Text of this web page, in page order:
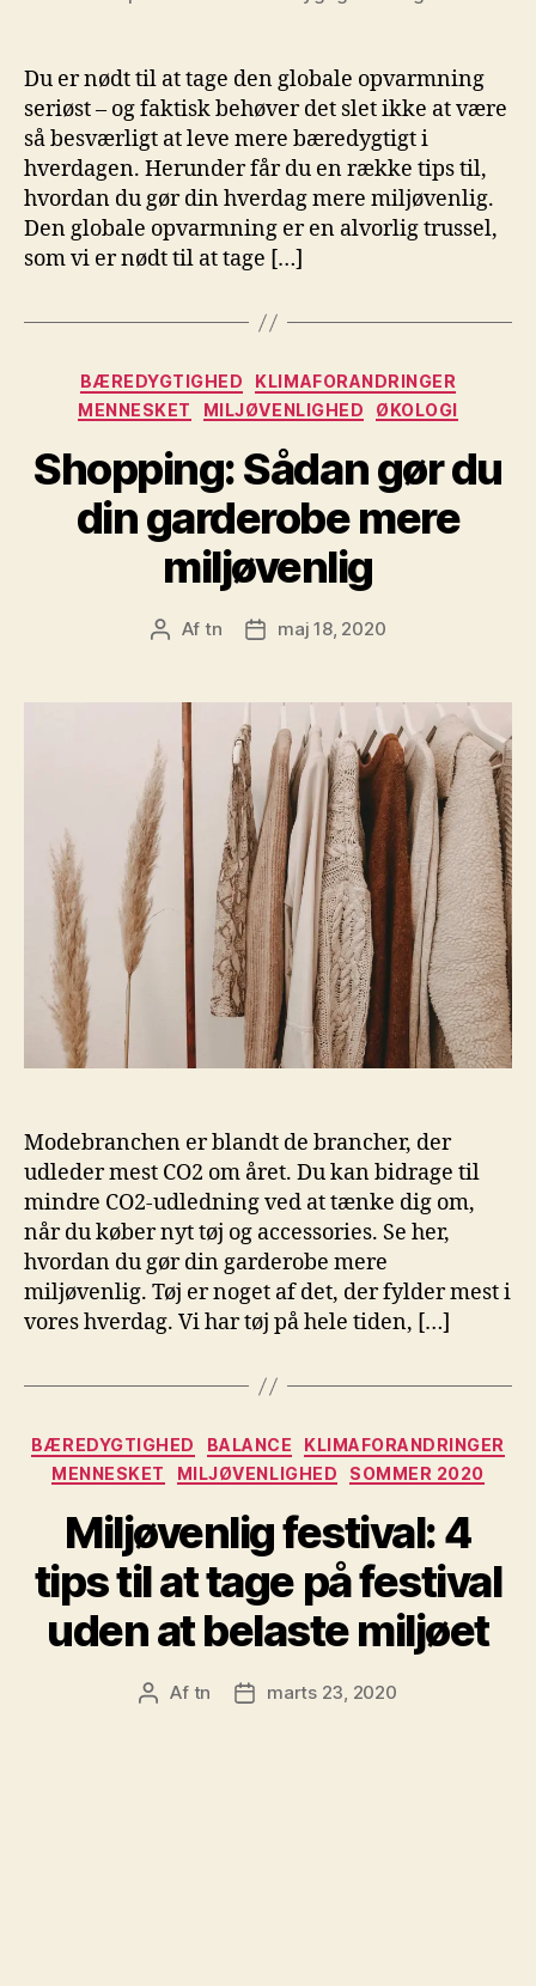
Du er nødt til at tage den globale opvarmning
seriøst – og faktisk behøver det slet ikke at være
så besværligt at leve mere bæredygtigt i
hverdagen. Herunder får du en række tips til,
hvordan du gør din hverdag mere miljøvenlig.
Den globale opvarmning er en alvorlig trussel,
som vi er nødt til at tage […]
Kategorier
BÆREDYGTIGHED
KLIMAFORANDRINGER
MENNESKET
MILJØVENLIGHED ØKOLOGI
Shopping: Sådan gør du
din garderobe mere
miljøvenlig
Indlægsforfatter
Af tn Indlægsdato
maj 18, 2020
Modebranchen er blandt de brancher, der
udleder mest CO2 om året. Du kan bidrage til
mindre CO2-udledning ved at tænke dig om,
når du køber nyt tøj og accessories. Se her,
hvordan du gør din garderobe mere
miljøvenlig. Tøj er noget af det, der fylder mest i
vores hverdag. Vi har tøj på hele tiden, […]
Kategorier
BÆREDYGTIGHED BALANCE
KLIMAFORANDRINGER
MENNESKET
MILJØVENLIGHED SOMMER 2020
Miljøvenlig festival: 4
tips til at tage på festival
uden at belaste miljøet
Indlægsforfatter
Af tn Indlægsdato
marts 23, 2020